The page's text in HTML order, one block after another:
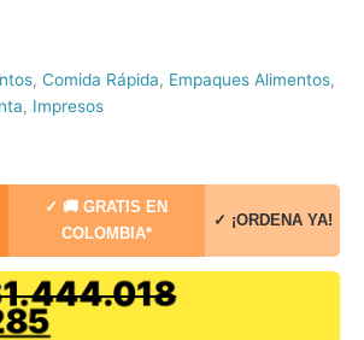
, Comida Rápida, Empaques Alimentos,
, Impresos
✓ 🚚 GRATIS EN
COLOMBIA*
✓ ¡ORDENA YA!
1.444.018
El